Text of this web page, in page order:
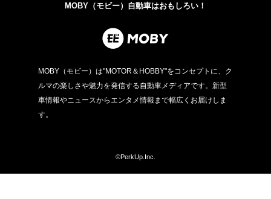
MOBY（モビー）自動車はおもしろい！
MOBY（モビー）は"MOTOR＆HOBBY"をコンセプトに、ク
ルマの楽しさや魅力を発信する自動車メディアです。新型
車情報やニュースからエンタメ情報まで幅広くお届けしま
す。
©PerkUp.Inc.